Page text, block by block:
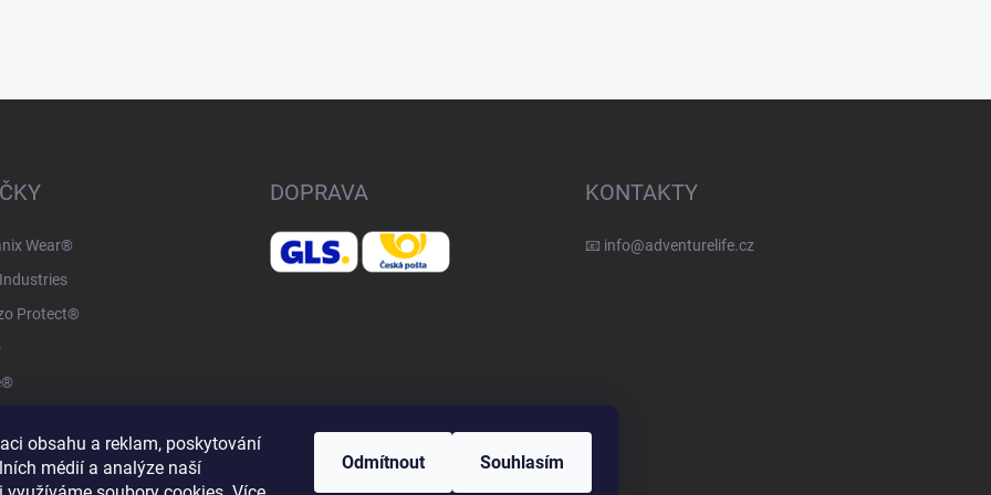
obsahu a reklam, poskytování
médií a analýze naší
Odmítnout Souhlasím
Wear®
Protect®
DOPRAVA KONTAKTY
📧 info@adventurelife.cz